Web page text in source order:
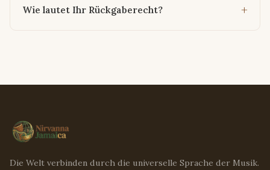
Wie lautet Ihr Rückgaberecht?
Die Welt verbinden durch die universelle Sprache der Musik.